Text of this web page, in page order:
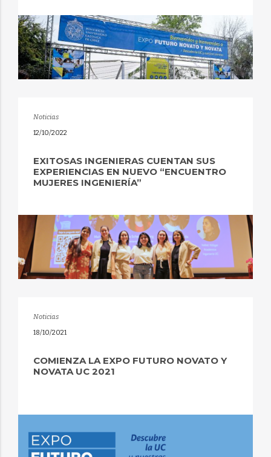
Noticias
12/10/2022
EXITOSAS INGENIERAS CUENTAN SUS
EXPERIENCIAS EN NUEVO “ENCUENTRO
MUJERES INGENIERÍA”
Noticias
18/10/2021
COMIENZA LA EXPO FUTURO NOVATO Y
NOVATA UC 2021